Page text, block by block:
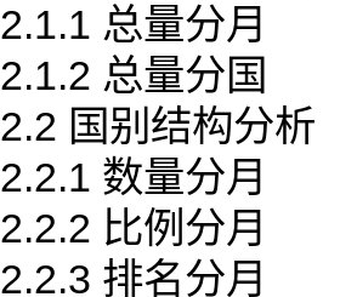
2.1.1 总量分月
2.1.2 总量分国
2.2 国别结构分析
2.2.1 数量分月
2.2.2 比例分月
2.2.3 排名分月